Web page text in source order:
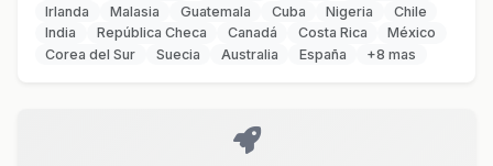
Irlanda
Malasia Guatemala Cuba Nigeria
Chile
India
República Checa Canadá Costa Rica
México
Corea del Sur
Suecia Australia España +8 mas